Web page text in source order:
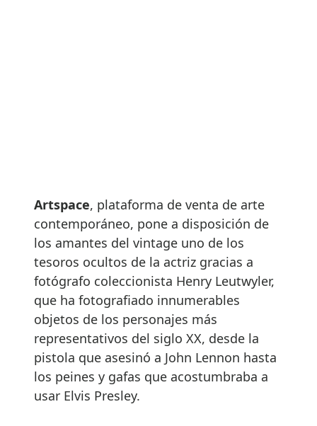
Artspace, plataforma de venta de arte
contemporáneo, pone a disposición de
los amantes del vintage uno de los
tesoros ocultos de la actriz gracias a
fotógrafo coleccionista Henry Leutwyler,
que ha fotografiado innumerables
objetos de los personajes más
representativos del siglo XX, desde la
pistola que asesinó a John Lennon hasta
los peines y gafas que acostumbraba a
usar Elvis Presley.